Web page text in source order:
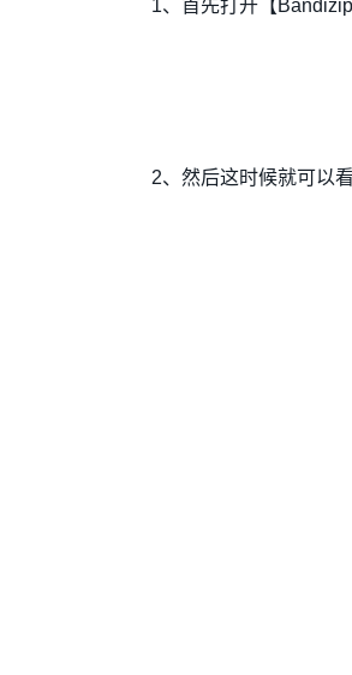
1、首先打开【Bandizip
2、然后这时候就可以看